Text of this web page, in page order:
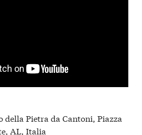
della Pietra da Cantoni, Piazza
AL, Italia